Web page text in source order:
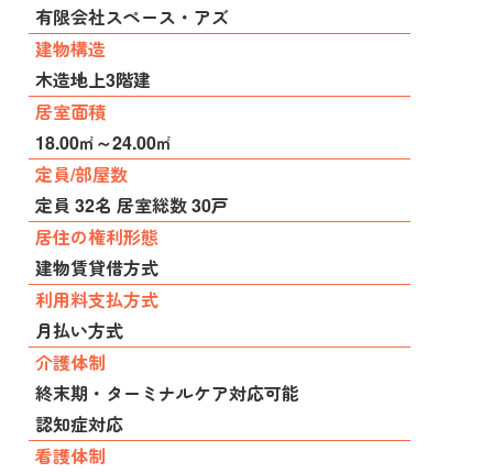
有限会社スペース・アズ
建物構造
木造地上3階建
居室面積
18.00㎡～24.00㎡
定員/部屋数
定員 32名 居室総数 30戸
居住の権利形態
建物賃貸借方式
利用料支払方式
月払い方式
介護体制
終末期・ターミナルケア対応可能
認知症対応
看護体制